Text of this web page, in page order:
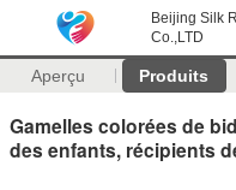
Beijing Silk
Co.,LTD
Aperçu Produits
Gamelles colorées de
des enfants, récipients